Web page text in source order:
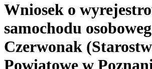
Wniosek o
samochodu
Czerwonak
Powiatowe w